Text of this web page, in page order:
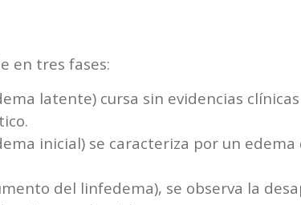
en tres fases:
latente) cursa sin evidencias
inicial) se caracteriza por un
del linfedema), se observa la